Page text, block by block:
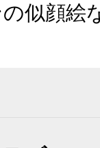
似顔絵